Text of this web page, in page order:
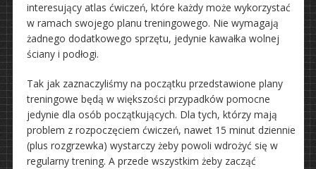
interesujący atlas ćwiczeń, które każdy może wykorzystać
w ramach swojego planu treningowego. Nie wymagają
żadnego dodatkowego sprzętu, jedynie kawałka wolnej
ściany i podłogi.
Tak jak zaznaczyliśmy na początku przedstawione plany
treningowe będą w większości przypadków pomocne
jedynie dla osób początkujących. Dla tych, którzy mają
problem z rozpoczęciem ćwiczeń, nawet 15 minut dziennie
(plus rozgrzewka) wystarczy żeby powoli wdrożyć się w
regularny trening. A przede wszystkim żeby zacząć